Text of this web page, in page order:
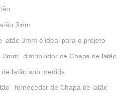
3mm
latão 3mm é ideal para o projeto
3mm
distribuidor de Chapa de latão
latão sob medida
fornecedor de Chapa de latão